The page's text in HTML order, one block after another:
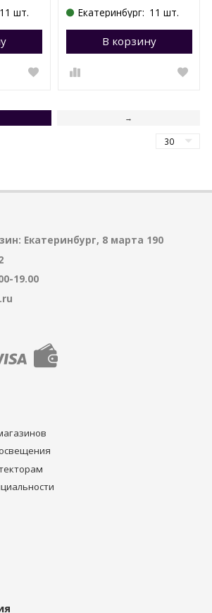
11 шт.
Перейти в корзину
Екатеринбург: 11 шт.
В корзину
→
Екатеринбург, 8 марта 190
19.00